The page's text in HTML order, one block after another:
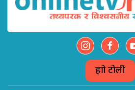
हाम्रो टोली